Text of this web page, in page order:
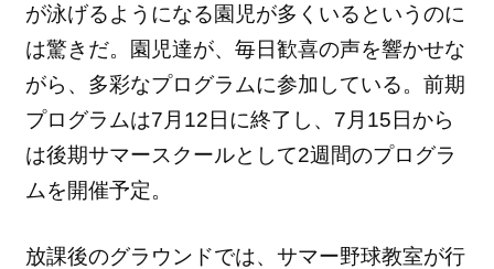
が泳げるようになる園児が多く いるというのに
は驚きだ。園児達が、毎日歓喜の声を響かせな
がら、多彩なプログラムに参加している。前期
プログラムは7月12日に終了し、 7月15日から
は後期サマースクールとして2週間のプログラ
ムを開催予定。
放課後のグラウンドでは、サマー野球教室が行